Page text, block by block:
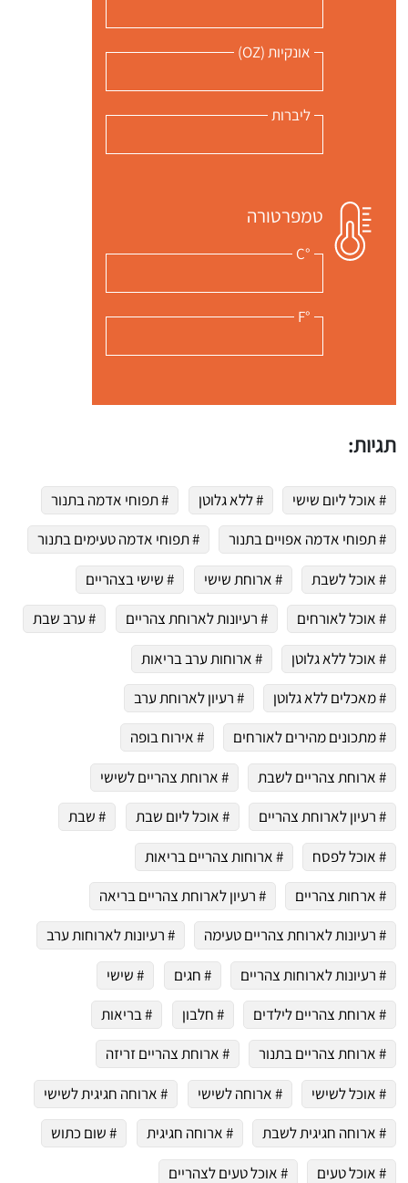
אונקיות (OZ)
ליברות
טמפרטורה
°C
°F
תגיות:
# אוכל ליום שישי # ללא גלוטן
# תפוחי אדמה בתנור
# תפוחי אדמה אפויים בתנור
# תפוחי אדמה טעימים בתנור
# אוכל לשבת
# ארוחת שישי
# שישי בצהריים
# אוכל לאורחים
# רעיונות לארוחת צהריים
# ערב שבת
# אוכל ללא גלוטן
# ארוחות ערב בריאות
# מאכלים ללא גלוטן
# רעיון לארוחת ערב
# מתכונים מהירים לאורחים
# אירוח בופה
# ארוחת צהריים לשבת
# ארוחת צהריים לשישי
# רעיון לארוחת צהריים
# אוכל ליום שבת
# שבת
# אוכל לפסח
# ארוחות צהריים בריאות
# ארחות צהריים
# רעיון לארוחת צהריים בריאה
# רעיונות לארוחת צהריים טעימה
# רעיונות לארוחות ערב
# רעיונות לארוחות צהריים
# חגים
# שישי
# ארוחת צהריים לילדים
# חלבון
# בריאות
# ארוחת צהריים בתנור
# ארוחת צהריים זריזה
# אוכל לשישי
# ארוחה לשישי
# ארוחה חגיגית לשישי
# ארוחה חגיגית לשבת
# ארוחה חגיגית
# שום כתוש
# אוכל טעים
# אוכל טעים לצהריים